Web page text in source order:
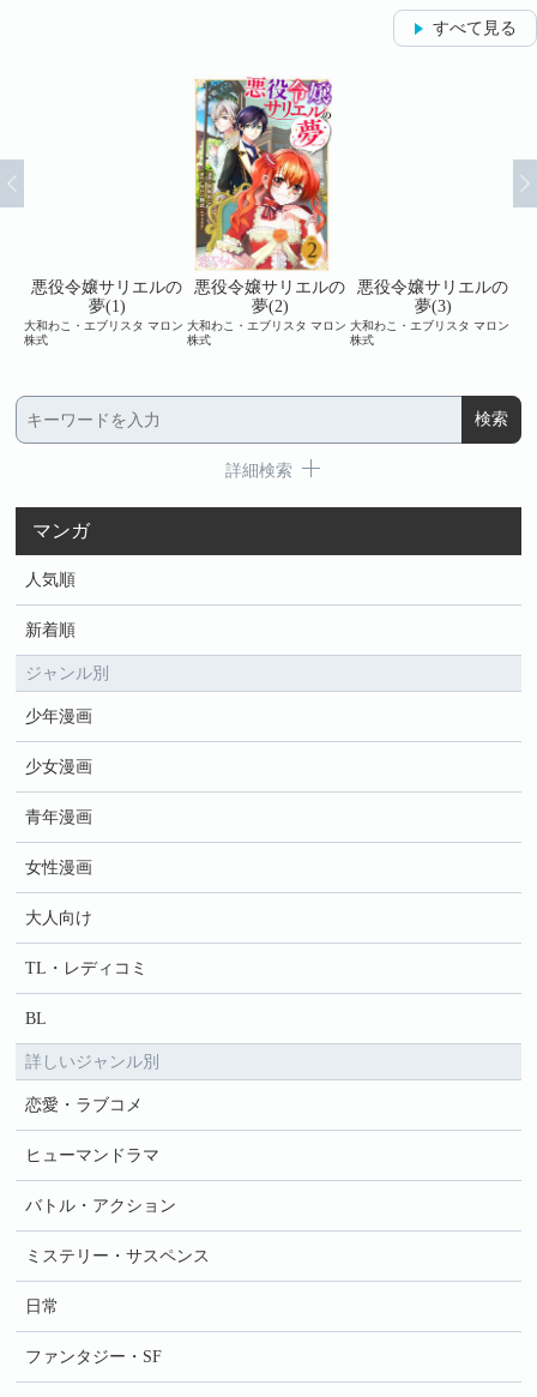
すべて見る
悪役令嬢サリエルの
夢(1)
大和わこ・エブリスタ マロン
株式
悪役令嬢サリエルの
夢(2)
大和わこ・エブリスタ マロン
株式
悪役令嬢サリエルの
夢(3)
大和わこ・エブリスタ マロン
株式
詳細検索
マンガ
人気順
新着順
ジャンル別
少年漫画
少女漫画
青年漫画
女性漫画
大人向け
TL・レディコミ
BL
詳しいジャンル別
恋愛・ラブコメ
ヒューマンドラマ
バトル・アクション
ミステリー・サスペンス
日常
ファンタジー・SF